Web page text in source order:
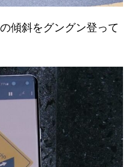
傾斜をグングン登って